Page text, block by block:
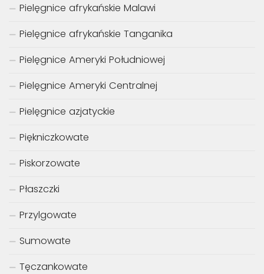
Pielęgnice afrykańskie Malawi
Pielęgnice afrykańskie Tanganika
Pielęgnice Ameryki Południowej
Pielęgnice Ameryki Centralnej
Pielęgnice azjatyckie
Piękniczkowate
Piskorzowate
Płaszczki
Przylgowate
Sumowate
Tęczankowate